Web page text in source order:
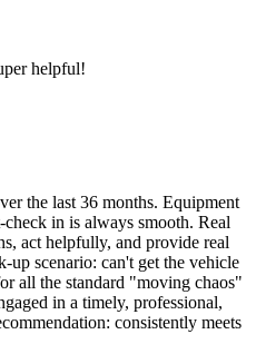
helpful!
the last 36 months. Equipment
in is always smooth. Real
act helpfully, and provide real
up scenario: can't get the vehicle
all the standard "moving chaos"
in a timely, professional,
consistently meets